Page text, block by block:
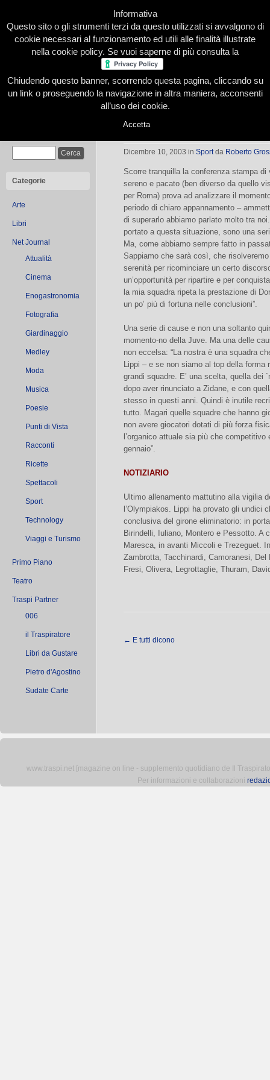
Home Presentazione Redazione Le nostre firme
Categorie
Arte
Libri
Net Journal
Attualità
Cinema
Enogastronomia
Fotografia
Giardinaggio
Medley
Moda
Musica
Poesie
Punti di Vista
Racconti
Ricette
Spettacoli
Sport
Technology
Viaggi e Turismo
Primo Piano
Teatro
Traspi Partner
006
il Traspiratore
Libri da Gustare
Pietro d'Agostino
Sudate Carte
Juve: momento no
Dicembre 10, 2003 in Sportda Roberto
Scorre tranquilla la conferenza stampa
sereno e pacato (ben diverso da quello
per Roma) prova ad analizzare il
periodo di chiaro appannamento –
di superarlo abbiamo parlato molto tra
portato a questa situazione, sono una
Ma, come abbiamo sempre fatto in
Sappiamo che sarà così, che
serenità per ricominciare un certo
un’opportunità per ripartire e per
la mia squadra ripeta la prestazione di
un po’ più di fortuna nelle conclusioni”.
Una serie di cause e non una soltanto
momento-no della Juve. Ma una delle
non eccelsa: “La nostra è una squadra
Lippi – e se non siamo al top della
grandi squadre. E’ una scelta, quella dei
dopo aver rinunciato a Zidane, e con
stesso in questi anni. Quindi è inutile
tutto. Magari quelle squadre che hanno
non avere giocatori dotati di più forza
l’organico attuale sia più che
gennaio”.
NOTIZIARIO
Ultimo allenamento mattutino alla vigilia
l’Olympiakos. Lippi ha provato gli undici
conclusiva del girone eliminatorio: in
Birindelli, Iuliano, Montero e Pessotto. A
Maresca, in avanti Miccoli e Trezeguet.
Zambrotta, Tacchinardi, Camoranesi,
Fresi, Olivera, Legrottaglie, Thuram,
← E tutti dicono
www.traspi.net [magazine on line - supplemento quotidiano de Il
Per informazioni e collaborazioni
Informativa
Questo sito o gli strumenti terzi da questo utilizzati si avvalgono di
cookie necessari al funzionamento ed utili alle finalità illustrate
nella cookie policy. Se vuoi saperne di più consulta la
Chiudendo questo banner, scorrendo questa pagina, cliccando su
un link o proseguendo la navigazione in altra maniera, acconsenti
all’uso dei cookie.
Accetta